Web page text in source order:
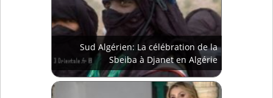
Sud Algérien: La célébration de la
Sbeiba à Djanet en Algérie